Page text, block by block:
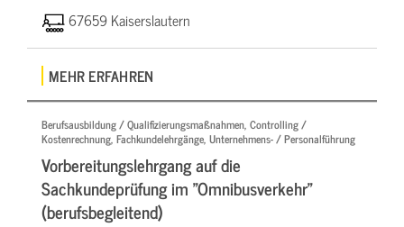
67659 Kaiserslautern
MEHR ERFAHREN
Berufsausbildung / Qualifizierungsmaßnahmen, Controlling /
Kostenrechnung, Fachkundelehrgänge, Unternehmens- / Personalführung
Vorbereitungslehrgang auf die
Sachkundeprüfung im "Omnibusverkehr"
(berufsbegleitend)